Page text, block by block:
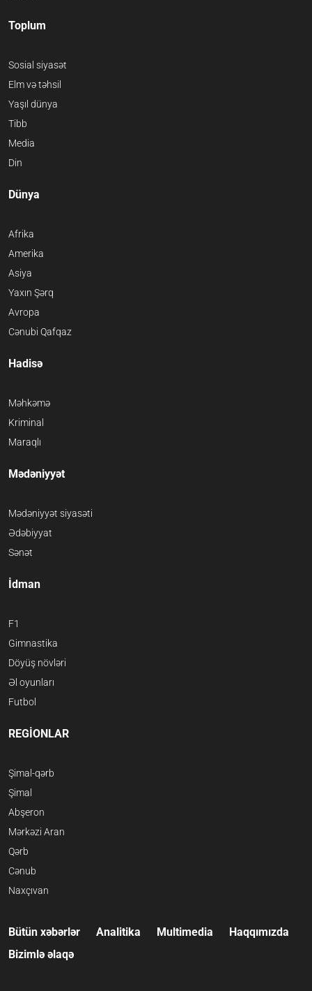
Toplum
Sosial siyasət
Elm və təhsil
Yaşıl dünya
Tibb
Media
Din
Dünya
Afrika
Amerika
Asiya
Yaxın Şərq
Avropa
Cənubi Qafqaz
Hadisə
Məhkəmə
Kriminal
Maraqlı
Mədəniyyət
Mədəniyyət siyasəti
Ədəbiyyat
Sənət
İdman
F1
Gimnastika
Döyüş növləri
Əl oyunları
Futbol
REGİONLAR
Şimal-qərb
Şimal
Abşeron
Mərkəzi Aran
Qərb
Cənub
Naxçıvan
Bütün xəbərlər Analitika Multimedia
Haqqımızda
Bizimlə əlaqə